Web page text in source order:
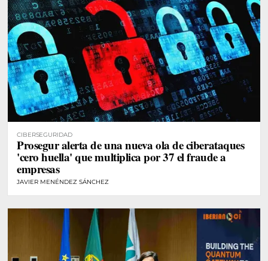
CIBERSEGURIDAD
Prosegur alerta de una nueva ola de ciberataques
'cero huella' que multiplica por 37 el fraude a
empresas
JAVIER MENÉNDEZ SÁNCHEZ